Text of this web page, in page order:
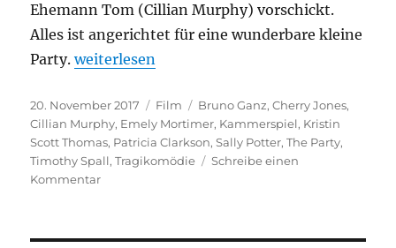
Ehemann Tom (Cillian Murphy) vorschickt.
Alles ist angerichtet für eine wunderbare kleine
Party.„The Party“
weiterlesen
Veröffentlicht
am
20. November 2017 Kategorien
Film Schlagwörter
Bruno Ganz,Cherry Jones,
Cillian Murphy, Emely Mortimer, Kammerspiel, Kristin
Scott Thomas, Patricia Clarkson,Sally Potter,The Party,
Timothy Spall,Tragikomödie
Schreibe einen
Kommentarzu